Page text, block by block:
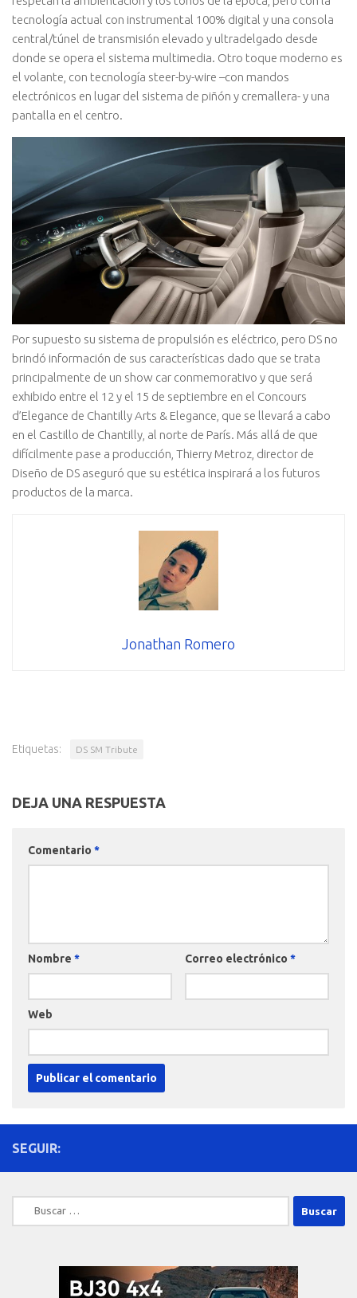
tecnología actual con instrumental 100% digital y una consola
central/túnel de transmisión elevado y ultradelgado desde
donde se opera el sistema multimedia. Otro toque moderno es
el volante, con tecnología steer-by-wire –con mandos
electrónicos en lugar del sistema de piñón y cremallera- y una
pantalla en el centro.
Por supuesto su sistema de propulsión es eléctrico, pero DS no
brindó información de sus características dado que se trata
principalmente de un show car conmemorativo y que será
exhibido entre el 12 y el 15 de septiembre en el Concours
d’Elegance de Chantilly Arts & Elegance, que se llevará a cabo
en el Castillo de Chantilly, al norte de París. Más allá de que
difícilmente pase a producción, Thierry Metroz, director de
Diseño de DS aseguró que su estética inspirará a los futuros
productos de la marca.
Jonathan Romero
Etiquetas: DS SM Tribute
DEJA UNA RESPUESTA
Comentario *
Nombre * Correo electrónico *
Web
SEGUIR:
Buscar: